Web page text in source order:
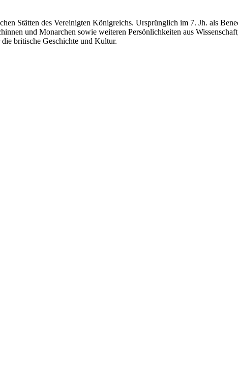
Stätten des Vereinigten Königreichs. Ursprünglich im 7. Jh. als
und Monarchen sowie weiteren Persönlichkeiten aus
britische Geschichte und Kultur.